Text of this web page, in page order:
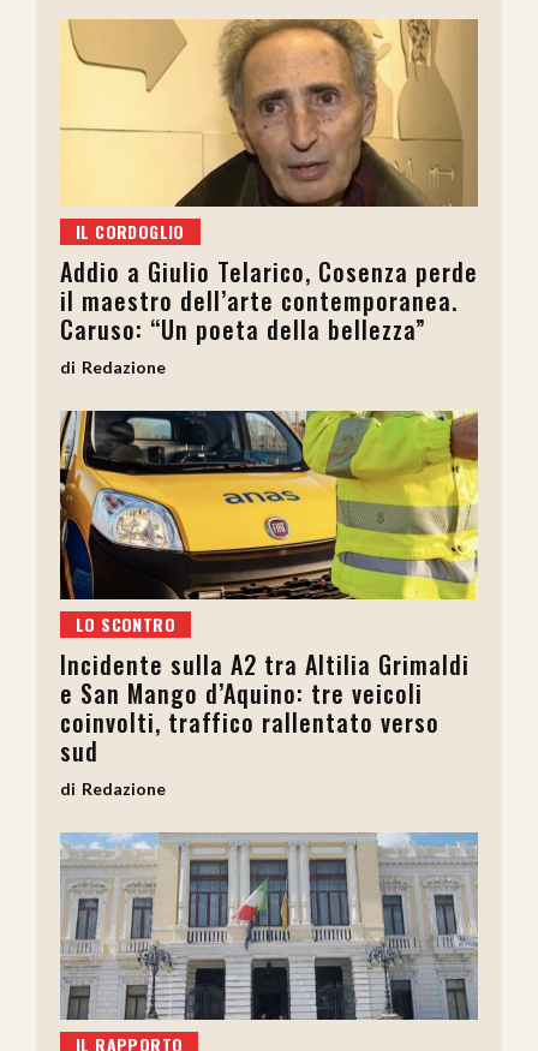
IL CORDOGLIO
Addio a Giulio Telarico, Cosenza perde
il maestro dell’arte contemporanea.
Caruso: “Un poeta della bellezza”
Redazione
LO SCONTRO
Incidente sulla A2 tra Altilia Grimaldi
e San Mango d’Aquino: tre veicoli
coinvolti, traffico rallentato verso
sud
Redazione
IL RAPPORTO